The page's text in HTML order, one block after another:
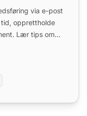
via e-post
tid, opprettholde
Lær tips om